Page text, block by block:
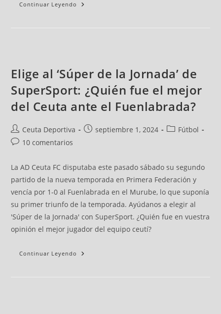
Continuar Leyendo
Elige al ‘Súper de la Jornada’ de
SuperSport: ¿Quién fue el mejor
del Ceuta ante el Fuenlabrada?
Ceuta Deportiva septiembre 1, 2024
Fútbol
10 comentarios
La AD Ceuta FC disputaba este pasado sábado su segundo
partido de la nueva temporada en Primera Federación y
vencía por 1-0 al Fuenlabrada en el Murube, lo que suponía
su primer triunfo de la temporada. Ayúdanos a elegir al
'Súper de la Jornada' con SuperSport. ¿Quién fue en vuestra
opinión el mejor jugador del equipo ceutí?
Continuar Leyendo